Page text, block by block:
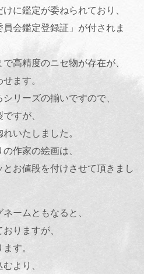
に鑑定が委ねられており、
会鑑定登録証」が付されま
高精度のニセ物が存在が、
ます。
リーズの揃いですので、
すが、
いたしました。
作家の絵画は、
お値段を付けさせて頂きまし
ームともなると、
りますが、
す。
より、